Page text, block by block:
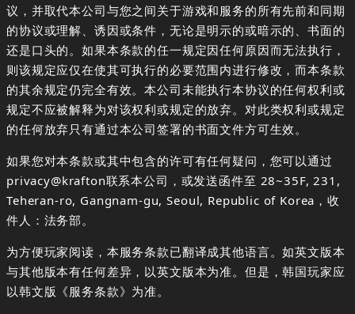
议，并取代本公司与您之间关于游戏和服务的所有先前和同期
的协议或理解、诱因或条件，无论是明示的或暗示的、书面的
还是口头的。如果本条款的任一规定因任何原因而无法执行，
则该规定应仅在使其可执行的必要范围内进行修改，而本条款
的其余规定仍完全有效。本公司未能执行本协议的任何权利或
规定不应被解释为对该权利或规定的放弃。对此类权利或规定
的任何放弃只有通过本公司签署的书面文件方可生效。
如果您对本条款或其中包含的许可有任何疑问，您可以通过
privacy@krafton联系本公司，或发送函件至 28~35F, 231,
Teheran-ro, Gangnam-gu, Seoul, Republic of Korea，收
件人：法务部。
为方便玩家阅读，本服务条款已翻译成其他语言。如英文版本
与其他版本有任何差异，以英文版本为准。但是，韩国玩家应
以韩文版《服务条款》为准。